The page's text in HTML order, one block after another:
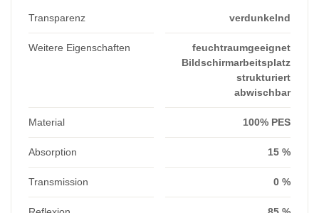
Transparenz verdunkelnd
Weitere Eigenschaften
feuchtraumgeeignet
Bildschirmarbeitsplatz
strukturiert
abwischbar
Material 100% PES
Absorption 15 %
Transmission 0 %